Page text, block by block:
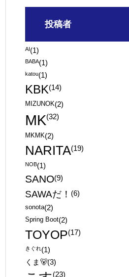
投稿者
AI(1)
BABA(1)
katou(1)
KBK(14)
MIZUNOK(2)
MK(32)
MKMK(2)
NARITA(19)
NOB(1)
SANO(9)
SAWAだ！ (6)
sonota(2)
Spring Boot(2)
TOYOP(17)
きぐれ(1)
くま🐻(3)
(23)